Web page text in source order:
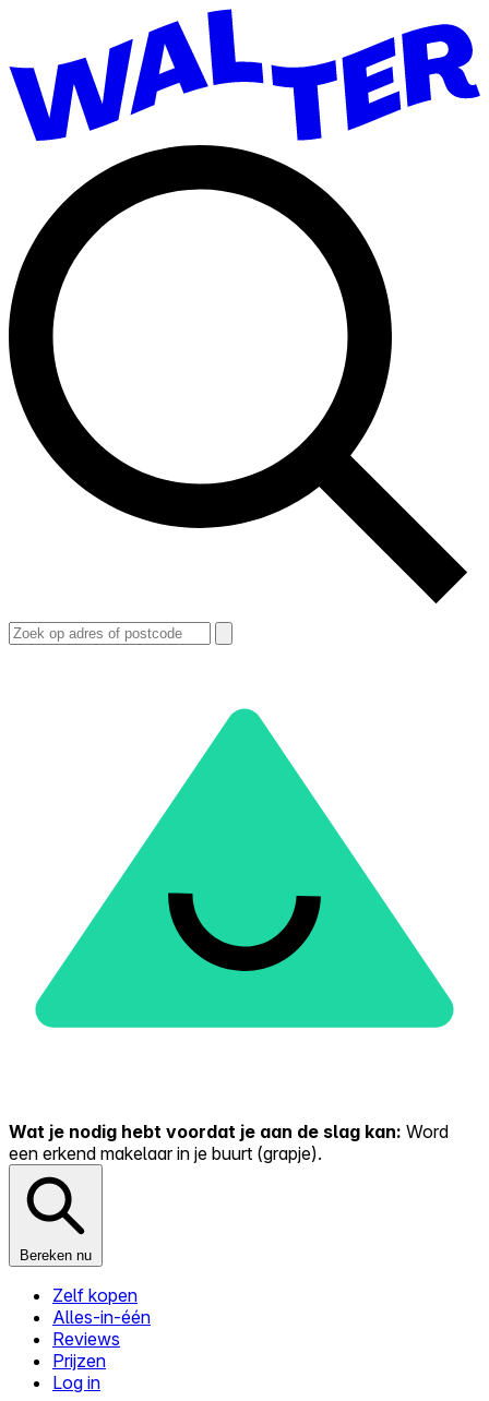
Wat je nodig hebt voordat je aan de slag kan: Word
een erkend makelaar in je buurt (grapje).
Bereken nu
Zelf kopen
Alles-in-één
Reviews
Prijzen
Log in